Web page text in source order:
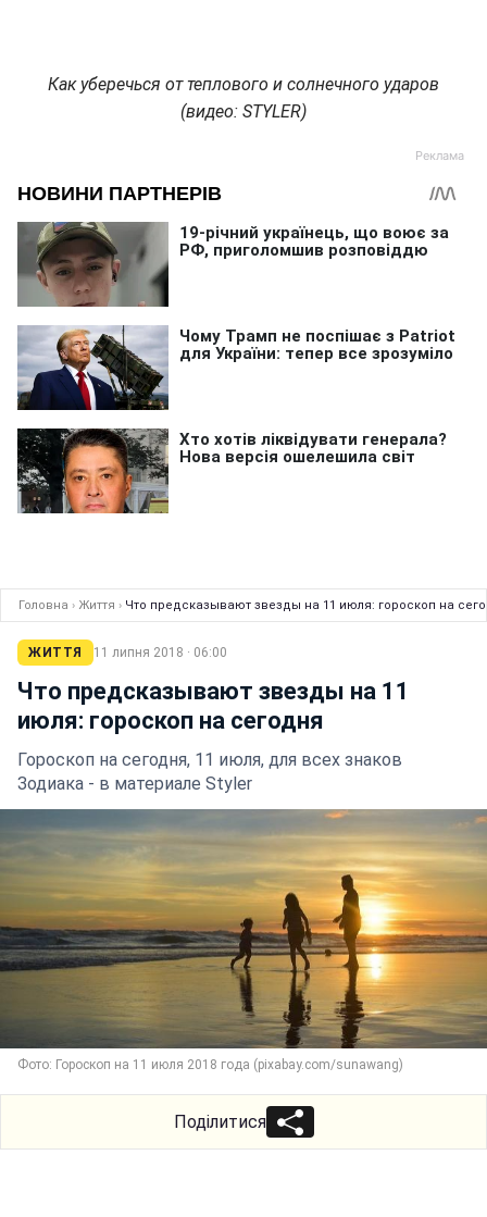
Как уберечься от теплового и солнечного ударов
(видео: STYLER)
Головна › Життя › Что предсказывают звезды на 11 июля: гороскоп на
ЖИТТЯ 11 липня 2018 · 06:00
Что предсказывают звезды на 11
июля: гороскоп на сегодня
Гороскоп на сегодня, 11 июля, для всех знаков
Зодиака - в материале Styler
Фото: Гороскоп на 11 июля 2018 года (pixabay.com/sunawang)
Поділитися